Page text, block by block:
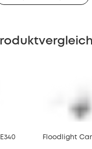
Floodlight